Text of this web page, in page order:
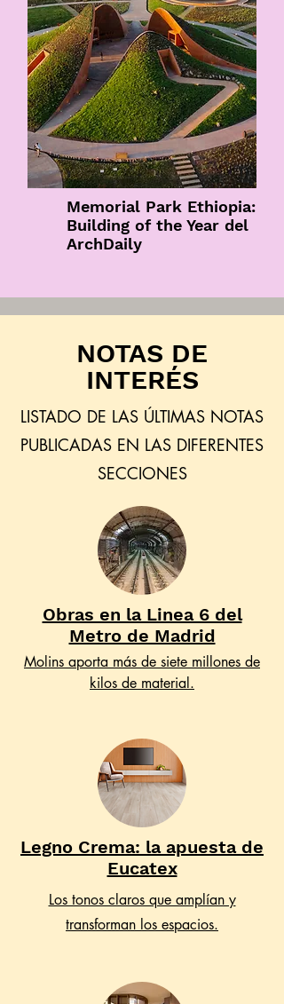
Memorial Park Ethiopia:
Building of the Year del
ArchDaily
NOTAS DE
INTERÉS
LISTADO DE LAS ÚLTIMAS NOTAS
PUBLICADAS EN LAS DIFERENTES
SECCIONES
Obras en la Linea 6 del
Metro de Madrid
Molins aporta más de siete millones de
kilos de material.
Legno Crema: la apuesta de
Eucatex
Los tonos claros que amplían y
transforman los espacios.